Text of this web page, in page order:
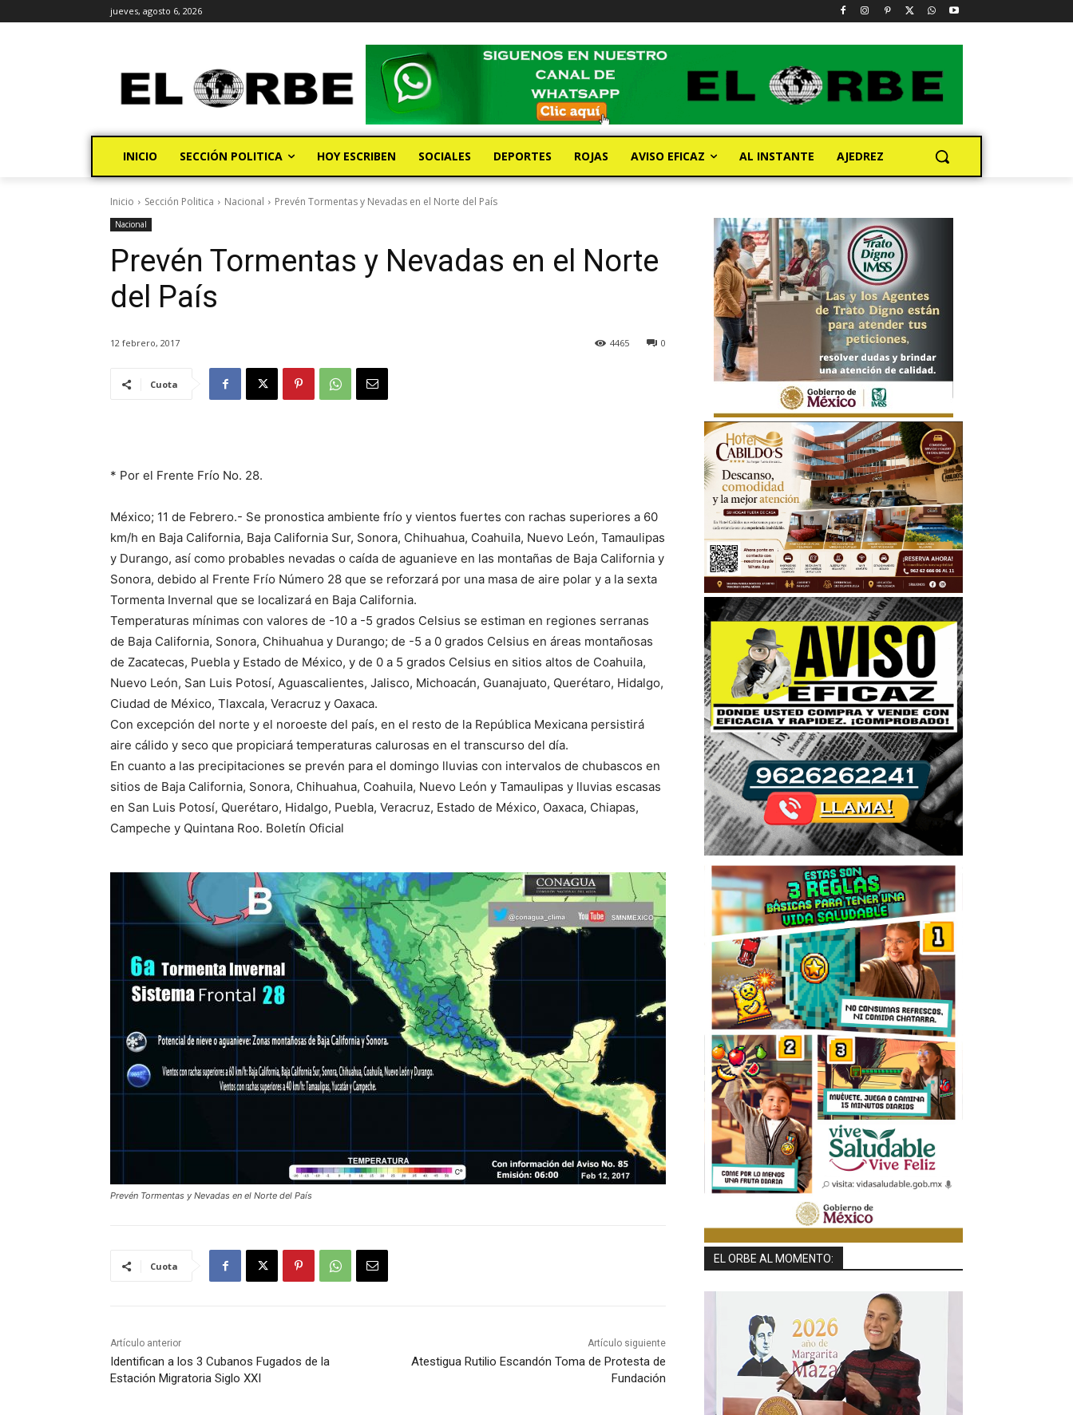
jueves, agosto 6, 2026
INICIO SECCIÓN POLITICA HOY ESCRIBEN SOCIALES DEPORTES ROJAS AVISO EFICAZ AL INSTANTE AJEDREZ
Inicio Sección Politica Nacional Prevén Tormentas y Nevadas en el Norte del País
Nacional
Prevén Tormentas y Nevadas en el Norte
del País
12 febrero, 2017 0
4465
Cuota
* Por el Frente Frío No. 28.
México; 11 de Febrero.- Se pronostica ambiente frío y vientos fuertes con rachas superiores a 60
km/h en Baja California, Baja California Sur, Sonora, Chihuahua, Coahuila, Nuevo León, Tamaulipas
y Durango, así como probables nevadas o caída de aguanieve en las montañas de Baja California y
Sonora, debido al Frente Frío Número 28 que se reforzará por una masa de aire polar y a la sexta
Tormenta Invernal que se localizará en Baja California.
Temperaturas mínimas con valores de -10 a -5 grados Celsius se estiman en regiones serranas
de Baja California, Sonora, Chihuahua y Durango; de -5 a 0 grados Celsius en áreas montañosas
de Zacatecas, Puebla y Estado de México, y de 0 a 5 grados Celsius en sitios altos de Coahuila,
Nuevo León, San Luis Potosí, Aguascalientes, Jalisco, Michoacán, Guanajuato, Querétaro, Hidalgo,
Ciudad de México, Tlaxcala, Veracruz y Oaxaca.
Con excepción del norte y el noroeste del país, en el resto de la República Mexicana persistirá
aire cálido y seco que propiciará temperaturas calurosas en el transcurso del día.
En cuanto a las precipitaciones se prevén para el domingo lluvias con intervalos de chubascos en
sitios de Baja California, Sonora, Chihuahua, Coahuila, Nuevo León y Tamaulipas y lluvias escasas
en San Luis Potosí, Querétaro, Hidalgo, Puebla, Veracruz, Estado de México, Oaxaca, Chiapas,
Campeche y Quintana Roo. Boletín Oficial
Prevén Tormentas y Nevadas en el Norte del País
Cuota
Artículo anterior
Identifican a los 3 Cubanos Fugados de la
Estación Migratoria Siglo XXI
Artículo siguiente
Atestigua Rutilio Escandón Toma de Protesta de
Fundación
EL ORBE AL MOMENTO: